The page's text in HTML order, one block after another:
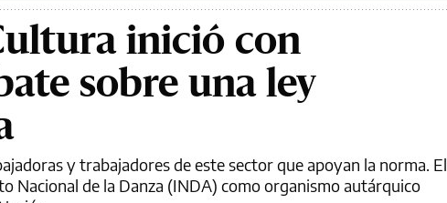
inició con
sobre una ley
y trabajadores de este sector que apoyan la norma. El
Nacional de la Danza (INDA) como organismo autárquico